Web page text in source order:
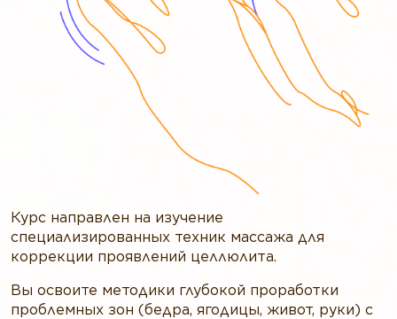
Курс направлен на изучение
специализированных техник массажа для
коррекции проявлений целлюлита.
Вы освоите методики глубокой проработки
проблемных зон (бедра, ягодицы, живот, руки) с